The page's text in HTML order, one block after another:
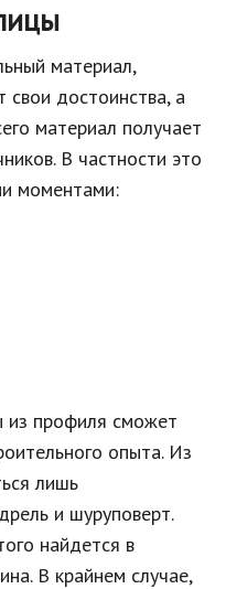
материал,
достоинства, а
материал получает
В частности это
моментами:
из профиля сможет
опыта. Из
лишь
и шуруповерт.
найдется в
В крайнем случае,